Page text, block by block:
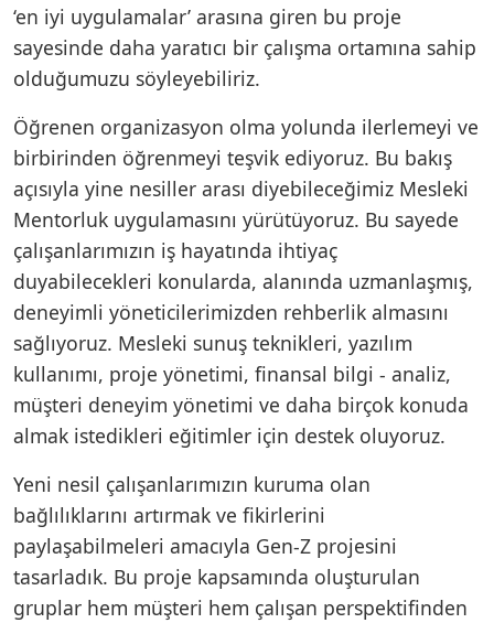
‘en iyi uygulamalar’ arasına giren bu proje
sayesinde daha yaratıcı bir çalışma ortamına sahip
olduğumuzu söyleyebiliriz.
Öğrenen organizasyon olma yolunda ilerlemeyi ve
birbirinden öğrenmeyi teşvik ediyoruz. Bu bakış
açısıyla yine nesiller arası diyebileceğimiz Mesleki
Mentorluk uygulamasını yürütüyoruz. Bu sayede
çalışanlarımızın iş hayatında ihtiyaç
duyabilecekleri konularda, alanında uzmanlaşmış,
deneyimli yöneticilerimizden rehberlik almasını
sağlıyoruz. Mesleki sunuş teknikleri, yazılım
kullanımı, proje yönetimi, finansal bilgi - analiz,
müşteri deneyim yönetimi ve daha birçok konuda
almak istedikleri eğitimler için destek oluyoruz.
Yeni nesil çalışanlarımızın kuruma olan
bağlılıklarını artırmak ve fikirlerini
paylaşabilmeleri amacıyla Gen-Z projesini
tasarladık. Bu proje kapsamında oluşturulan
gruplar hem müşteri hem çalışan perspektifinden